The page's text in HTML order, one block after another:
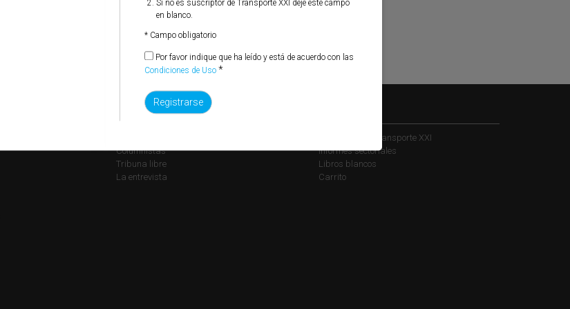
Opinión
Columnistas
Tribuna libre
La entrevista
Suscribirse a Transporte XXI
Informes sectoriales
Libros blancos
Carrito
Si no es suscriptor de Transporte XXI deje este campo
en blanco.
* Campo obligatorio
Por favor indique que ha leído y está de acuerdo con las
Condiciones de Uso *